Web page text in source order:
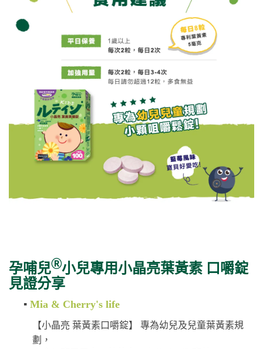
孕哺兒Ⓡ小兒專用小晶亮葉黃素 口嚼錠
見證分享
▪ Mia & Cherry's life
【小晶亮 葉黃素口嚼錠】 專為幼兒及兒童葉黃素規
劃，